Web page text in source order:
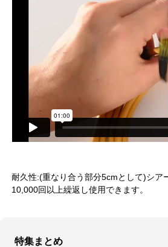
耐久性:(重なり合う部分5cmとして)シア
10,000回以上繰返し使用できます。
特集まとめ